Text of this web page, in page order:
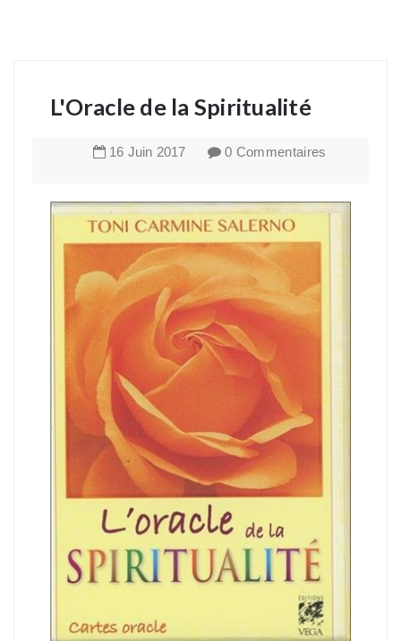
L'Oracle de la Spiritualité
16 Juin 2017 0 Commentaires